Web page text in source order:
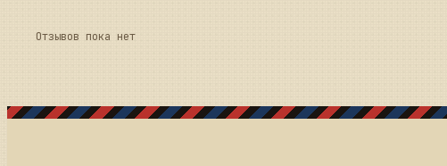
Отзывов пока нет